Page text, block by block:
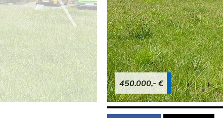
450.000,- €